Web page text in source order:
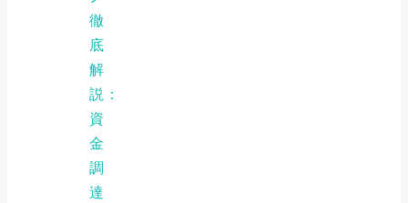
徹
底
解
説：
資
金
調
達